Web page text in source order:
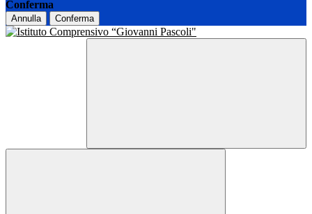
Conferma
Annulla Conferma